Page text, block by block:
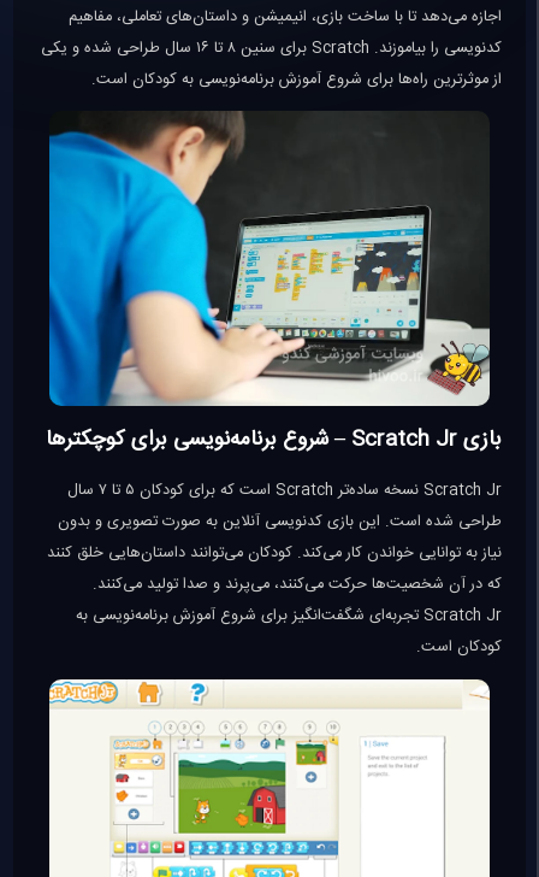
اجازه می‌دهد تا با ساخت بازی، انیمیشن و داستان‌های تعاملی، مفاهیم
کدنویسی را بیاموزند. Scratch برای سنین ۸ تا ۱۶ سال طراحی شده و یکی
از موثرترین راه‌ها برای شروع آموزش برنامه‌نویسی به کودکان است.
بازی Scratch Jr – شروع برنامه‌نویسی برای کوچکترها
Scratch Jr نسخه ساده‌تر Scratch است که برای کودکان ۵ تا ۷ سال
طراحی شده است. این بازی کدنویسی آنلاین به صورت تصویری و بدون
نیاز به توانایی خواندن کار می‌کند. کودکان می‌توانند داستان‌هایی خلق کنند
که در آن شخصیت‌ها حرکت می‌کنند، می‌پرند و صدا تولید می‌کنند.
Scratch Jr تجربه‌ای شگفت‌انگیز برای شروع آموزش برنامه‌نویسی به
کودکان است.